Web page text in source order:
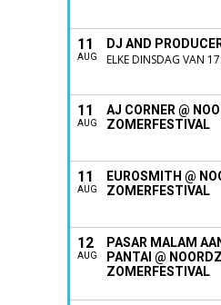
11
AUG
DJ AND
ELKE DINSDAG VAN
11
AUG
AJ CORNER @
ZOMERFESTIVAL
11
AUG
EUROSMITH @
ZOMERFESTIVAL
12
AUG
PASAR MALAM
PANTAI @
ZOMERFESTIVAL